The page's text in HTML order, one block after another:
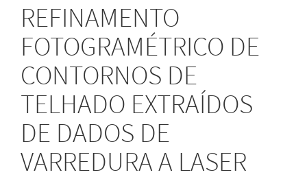
REFINAMENTO
FOTOGRAMÉTRICO DE
CONTORNOS DE
TELHADO EXTRAÍDOS
DE DADOS DE
VARREDURA A LASER